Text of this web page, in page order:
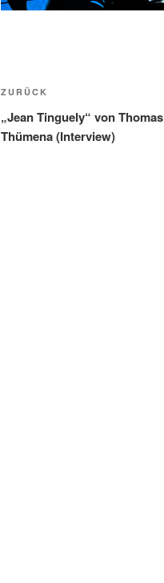
Beitragsnavigation
Vorheriger
Beitrag
ZURÜCK
„Jean Tinguely“ von Thomas
Thümena (Interview)